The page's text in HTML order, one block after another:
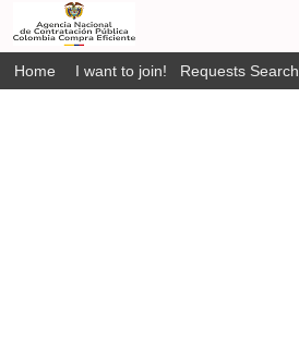
Home I want to join! Requests Search